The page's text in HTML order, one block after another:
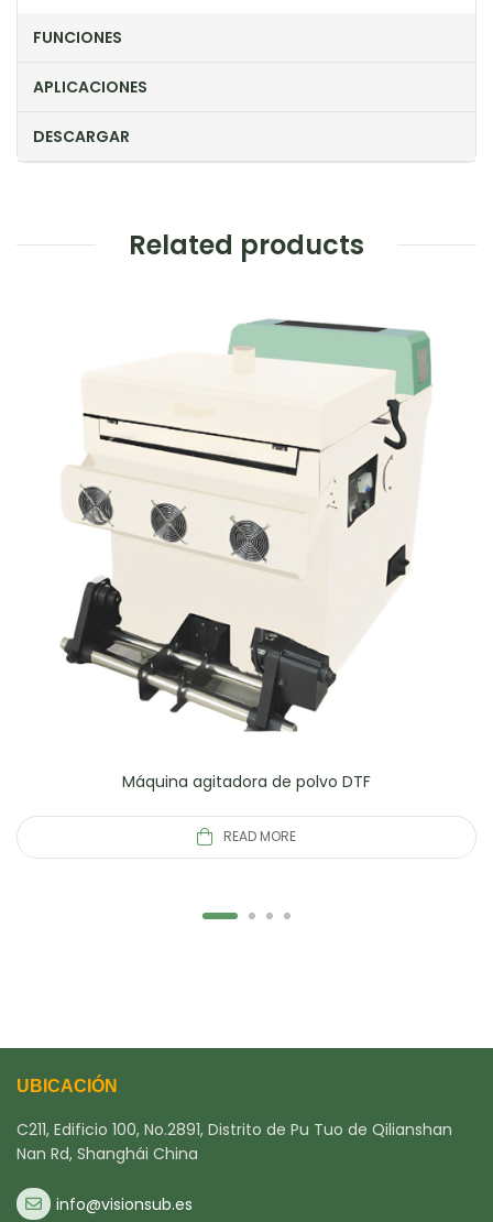
FUNCIONES
APLICACIONES
DESCARGAR
Related products
Máquina agitadora de polvo DTF
READ MORE
UBICACIÓN
C211, Edificio 100, No.2891, Distrito de Pu Tuo de Qilianshan
Nan Rd, Shanghái China
info@visionsub.es